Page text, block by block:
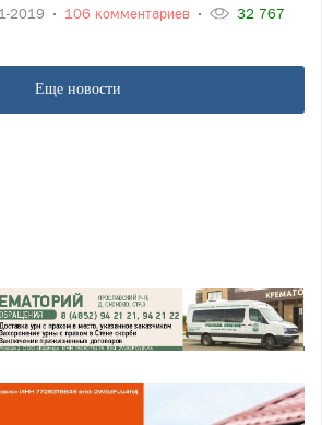
2019 106 комментариев
32 767
Еще новости